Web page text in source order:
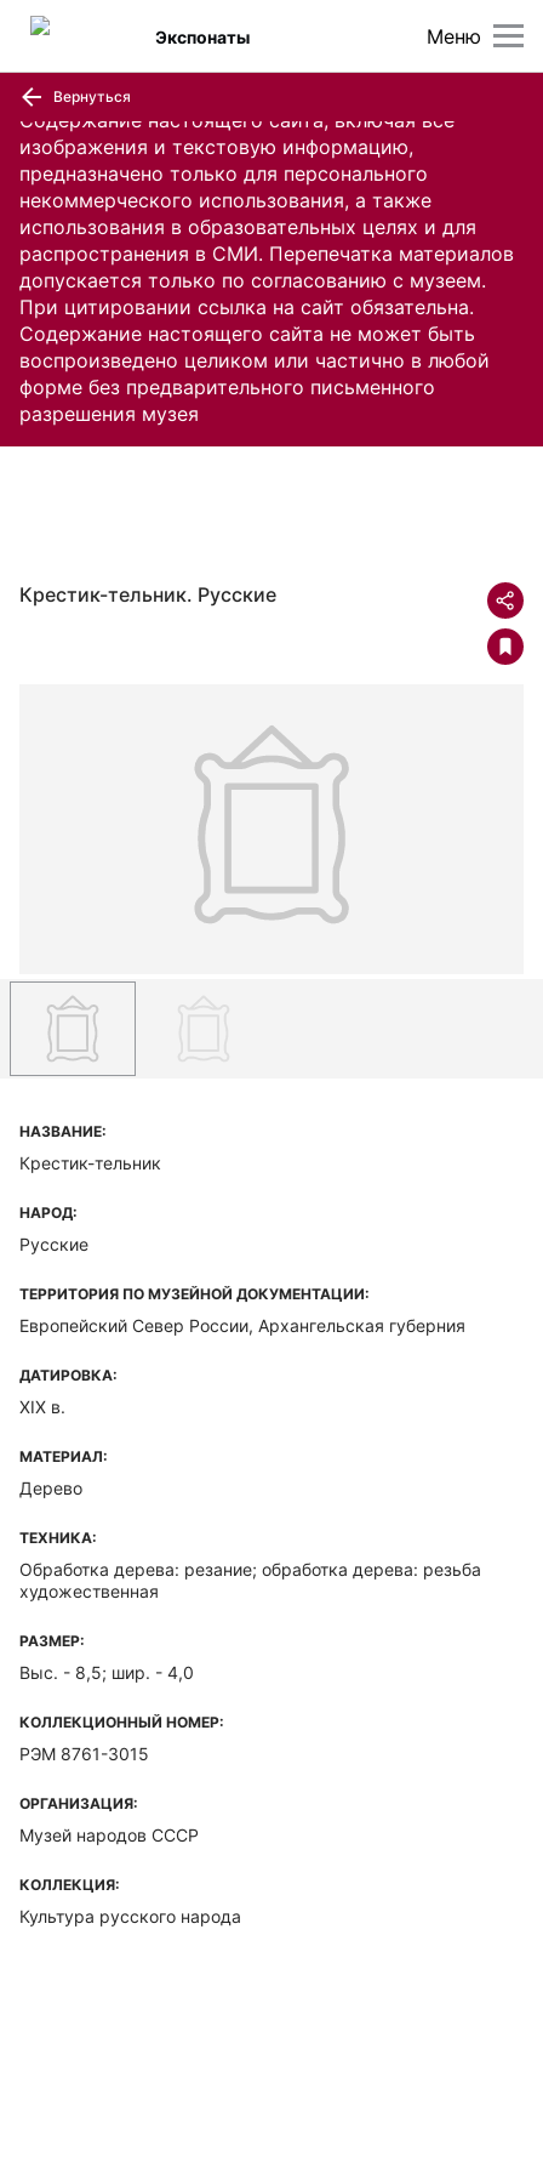
Содержание настоящего сайта, включая все
изображения и текстовую информацию,
предназначено только для персонального
некоммерческого использования, а также
использования в образовательных целях и для
распространения в СМИ. Перепечатка материалов
допускается только по согласованию с музеем.
При цитировании ссылка на сайт обязательна.
Содержание настоящего сайта не может быть
воспроизведено целиком или частично в любой
форме без предварительного письменного
разрешения музея
Меню
Экспонаты
Вернуться
Крестик-тельник. Русские
НАЗВАНИЕ:
Крестик-тельник
НАРОД:
Русские
ТЕРРИТОРИЯ ПО МУЗЕЙНОЙ ДОКУМЕНТАЦИИ:
Европейский Север России, Архангельская губерния
ДАТИРОВКА:
XIX в.
МАТЕРИАЛ:
Дерево
ТЕХНИКА:
Обработка дерева: резание; обработка дерева: резьба
художественная
РАЗМЕР:
Выс. - 8,5; шир. - 4,0
КОЛЛЕКЦИОННЫЙ НОМЕР:
РЭМ 8761-3015
ОРГАНИЗАЦИЯ:
Музей народов СССР
КОЛЛЕКЦИЯ:
Культура русского народа